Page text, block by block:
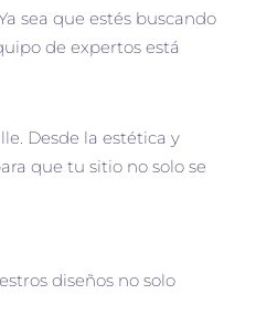
sea que estés buscando
de expertos está
Desde la estética y
que tu sitio no solo se
diseños no solo